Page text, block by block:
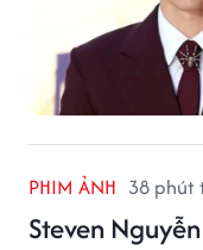
PHIM ẢNH 38 phút
Steven